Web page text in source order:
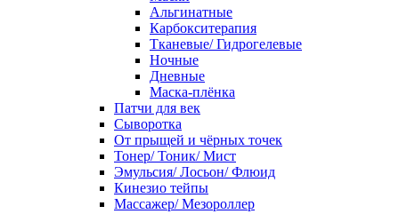
Альгинатные
Карбокситерапия
Тканевые/ Гидрогелевые
Ночные
Дневные
Маска-плёнка
Патчи для век
Сыворотка
От прыщей и чёрных точек
Тонер/ Тоник/ Мист
Эмульсия/ Лосьон/ Флюид
Кинезио тейпы
Массажер/ Мезороллер